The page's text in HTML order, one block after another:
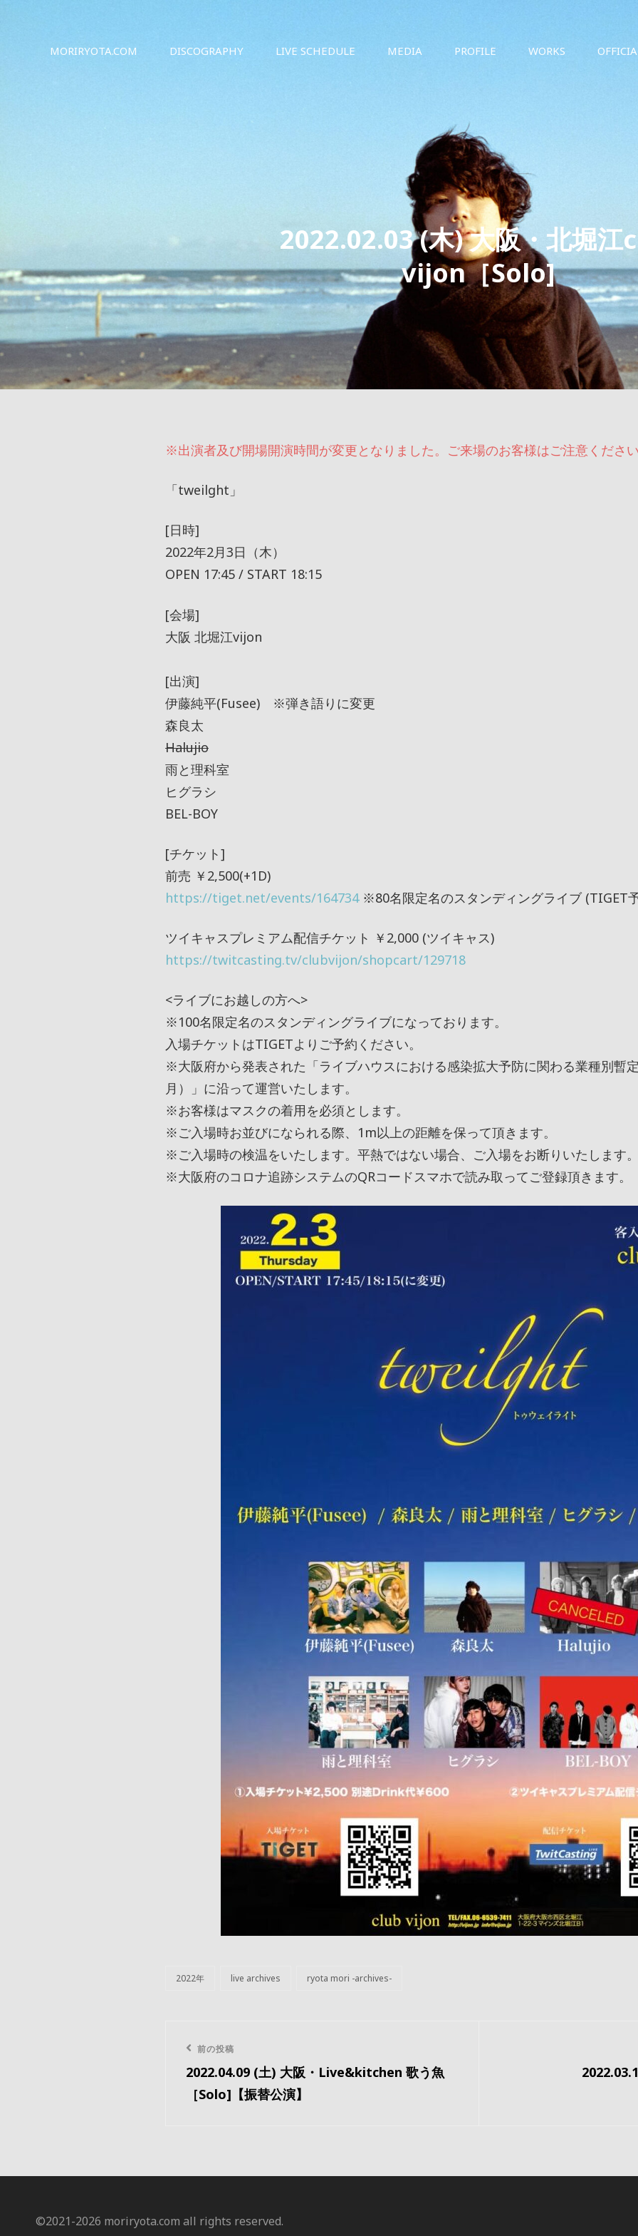
MORIRYOTA.COM DISCOGRAPHY LIVE SCHEDULE MEDIA PROFILE WORKS
2022.02.03 (木) 大阪・北堀江
vijon［Solo]
※出演者及び開場開演時間が変更となりました。ご来場のお客様はご注意くださ
「tweilght」
[日時]
2022年2月3日（木）
OPEN 17:45 / START 18:15
[会場]
大阪 北堀江vijon
[出演]
伊藤純平(Fusee) ※弾き語りに変更
森良太
Halujio
雨と理科室
ヒグラシ
BEL-BOY
[チケット]
前売 ￥2,500(+1D)
https://tiget.net/events/164734※80名限定名のスタンディングライブ (TIGET
ツイキャスプレミアム配信チケット ￥2,000 (ツイキャス)
https://twitcasting.tv/clubvijon/shopcart/129718
<ライブにお越しの方へ>
※100名限定名のスタンディングライブになっております。
入場チケットはTIGETよりご予約ください。
※大阪府から発表された「ライブハウスにおける感染拡大予防に関わる業種別暫
月）」に沿って運営いたします。
※お客様はマスクの着用を必須とします。
※ご入場時お並びになられる際、1m以上の距離を保って頂きます。
※ご入場時の検温をいたします。平熱ではない場合、ご入場をお断りいたします
※大阪府のコロナ追跡システムのQRコードスマホで読み取ってご登録頂きます。
2022年 live archives ryota mori -archives-
稿
シ
前
の
投
前の投稿
2022.04.09 (土) 大阪・Live&kitchen 歌う魚
［Solo]【振替公演】
©️2021-2026 moriryota.com all rights reserved.